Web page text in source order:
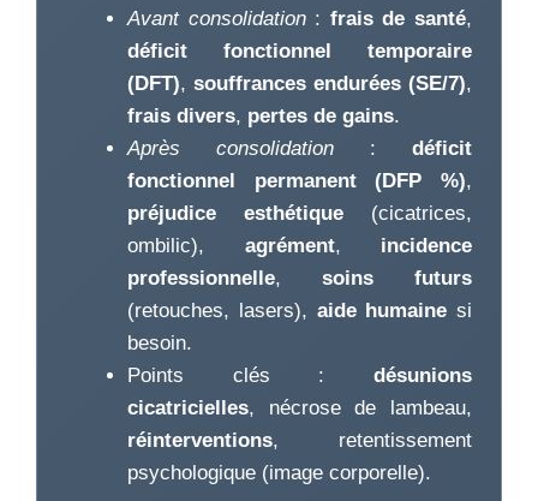
Avant consolidation: frais de santé,
déficit fonctionnel temporaire
(DFT), souffrances endurées (SE/7),
frais divers, pertes de gains.
Après consolidation : déficit
fonctionnel permanent (DFP %),
préjudice esthétique (cicatrices,
ombilic), agrément, incidence
professionnelle, soins futurs
(retouches, lasers), aide humaine si
besoin.
Points clés : désunions
cicatricielles, nécrose de lambeau,
réinterventions, retentissement
psychologique (image corporelle).